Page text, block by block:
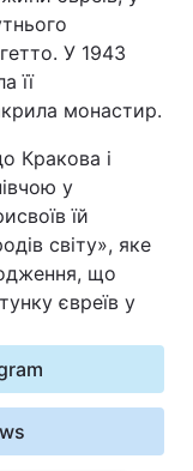
У 1943
її
монастир.
Кракова і
у
їй
світу», яке
що
євреїв у